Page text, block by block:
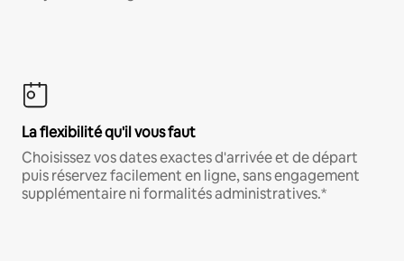
La flexibilité qu'il vous faut
Choisissez vos dates exactes d'arrivée et de départ
puis réservez facilement en ligne, sans engagement
supplémentaire ni formalités administratives.*